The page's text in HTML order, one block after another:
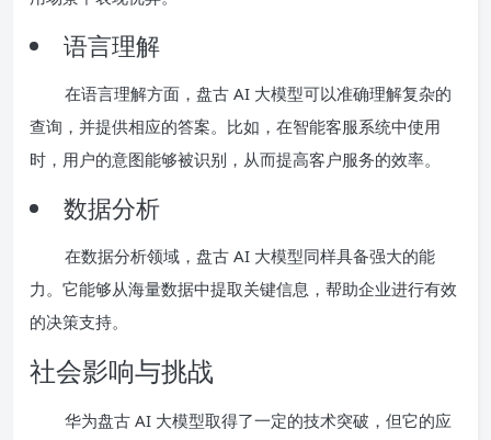
语言理解
在语言理解方面，盘古 AI 大模型可以准确理解复杂的
查询，并提供相应的答案。比如，在智能客服系统中使用
时，用户的意图能够被识别，从而提高客户服务的效率。
数据分析
在数据分析领域，盘古 AI 大模型同样具备强大的能
力。它能够从海量数据中提取关键信息，帮助企业进行有效
的决策支持。
社会影响与挑战
华为盘古 AI 大模型取得了一定的技术突破，但它的应